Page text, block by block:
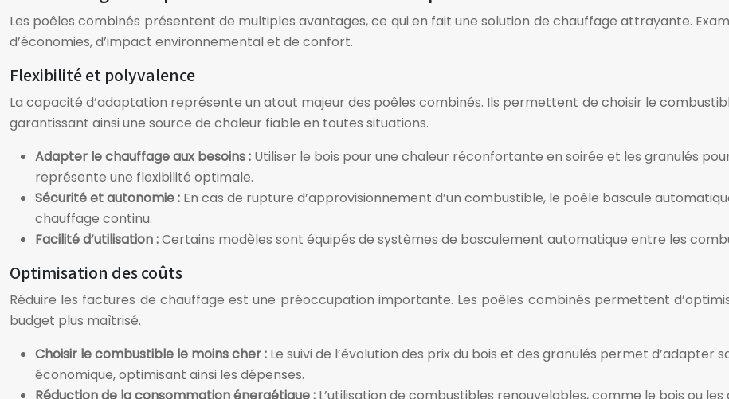
Les poêles combinés présentent de multiples avantages, ce qui en fait une solution de chauffage attrayante.
d’économies, d’impact environnemental et de confort.
Flexibilité et polyvalence
La capacité d’adaptation représente un atout majeur des poêles combinés. Ils permettent de choisir le
garantissant ainsi une source de chaleur fiable en toutes situations.
Adapter le chauffage aux besoins : Utiliser le bois pour une chaleur réconfortante en soirée et les granulés
représente une flexibilité optimale.
Sécurité et autonomie : En cas de rupture d’approvisionnement d’un combustible, le poêle bascule
chauffage continu.
Facilité d’utilisation :Certains modèles sont équipés de systèmes de basculement automatique entre les
Optimisation des coûts
Réduire les factures de chauffage est une préoccupation importante. Les poêles combinés permettent
budget plus maîtrisé.
Choisir le combustible le moins cher : Le suivi de l’évolution des prix du bois et des granulés permet
économique, optimisant ainsi les dépenses.